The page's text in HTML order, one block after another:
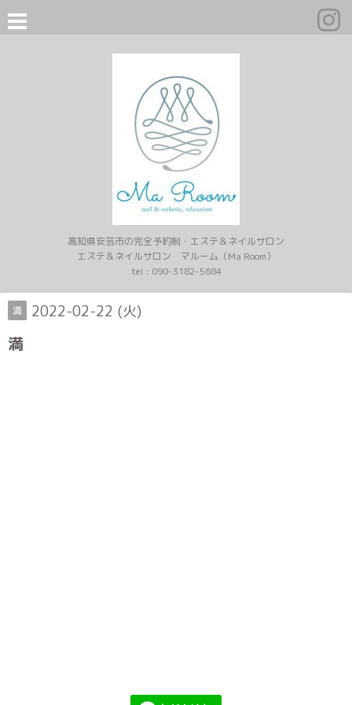
高知県安芸市の完全予約制・エステ＆ネイルサロン
エステ＆ネイルサロン マルーム（Ma Room）
tel : 090-3182-5684
満 2022-02-22 (火)
満